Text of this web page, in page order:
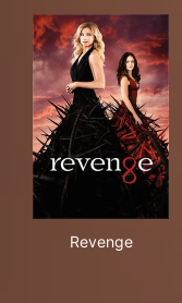
Revenge